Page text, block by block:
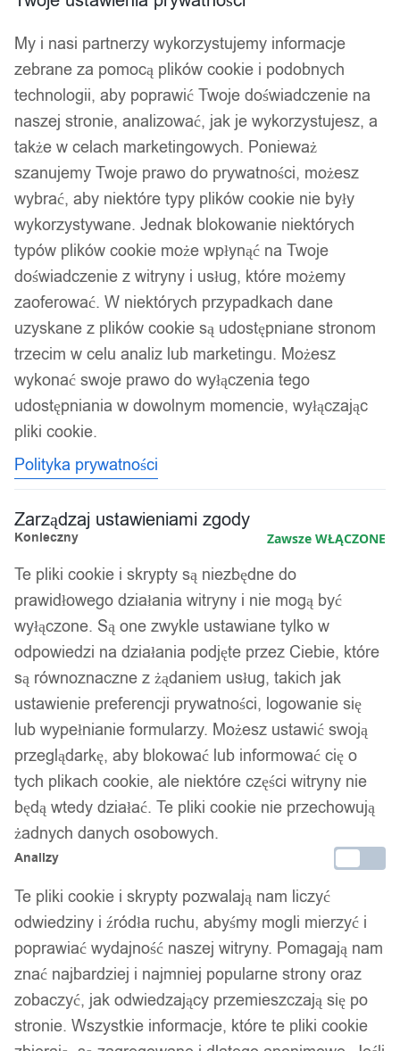
/ 3
Wobler szczupak sandacz
okoń sum 9g 10 cm f156h
19,99zł
Darmowa dostawa od 90 zł
My i nasi partnerzy wykorzystujemy informacje
zebrane za pomocą plików cookie i podobnych
technologii, aby poprawić Twoje doświadczenie na
naszej stronie, analizować, jak je wykorzystujesz, a
także w celach marketingowych. Ponieważ
szanujemy Twoje prawo do prywatności, możesz
wybrać, aby niektóre typy plików cookie nie były
wykorzystywane. Jednak blokowanie niektórych
typów plików cookie może wpłynąć na Twoje
doświadczenie z witryny i usług, które możemy
zaoferować. W niektórych przypadkach dane
uzyskane z plików cookie są udostępniane stronom
trzecim w celu analiz lub marketingu. Możesz
wykonać swoje prawo do wyłączenia tego
udostępniania w dowolnym momencie, wyłączając
pliki cookie.
Polityka prywatności
Zarządzaj ustawieniami zgody
Konieczny Zawsze WŁĄCZONE
Te pliki cookie i skrypty są niezbędne do
prawidłowego działania witryny i nie mogą być
wyłączone. Są one zwykle ustawiane tylko w
odpowiedzi na działania podjęte przez Ciebie, które
są równoznaczne z żądaniem usług, takich jak
ustawienie preferencji prywatności, logowanie się
lub wypełnianie formularzy. Możesz ustawić swoją
przeglądarkę, aby blokować lub informować cię o
tych plikach cookie, ale niektóre części witryny nie
będą wtedy działać. Te pliki cookie nie przechowują
żadnych danych osobowych.
Analizy
Te pliki cookie i skrypty pozwalają nam liczyć
odwiedziny i źródła ruchu, abyśmy mogli mierzyć i
poprawiać wydajność naszej witryny. Pomagają nam
znać najbardziej i najmniej popularne strony oraz
zobaczyć, jak odwiedzający przemieszczają się po
stronie. Wszystkie informacje, które te pliki cookie